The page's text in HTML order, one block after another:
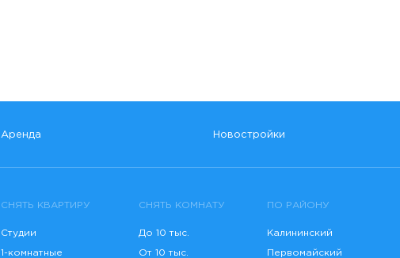
Аренда Новостройки
СНЯТЬ КВАРТИРУ
Студии
1-комнатные
СНЯТЬ КОМНАТУ
До 10 тыс.
От 10 тыс.
ПО РАЙОНУ
Калининский
Первомайский